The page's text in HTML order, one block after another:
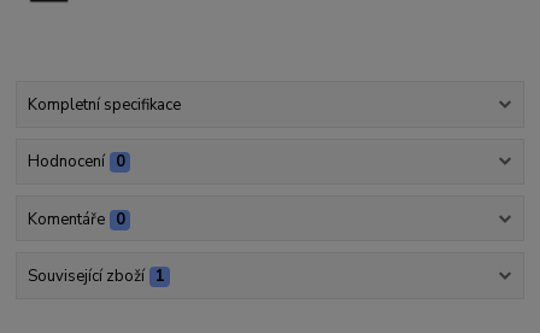
Kompletní specifikace
Hodnocení 0
Komentáře 0
Související zboží 1